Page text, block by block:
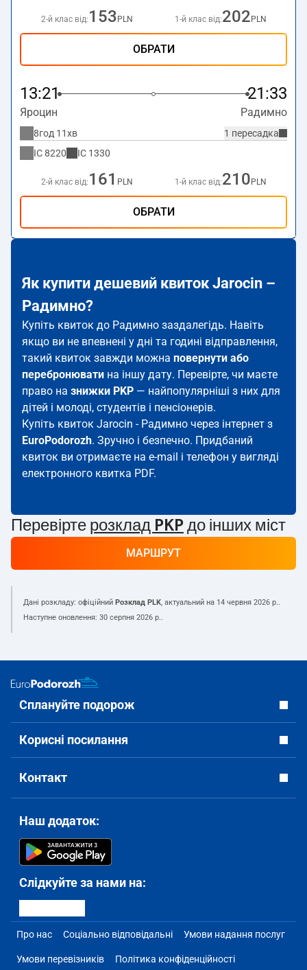
2-й клас від: 153 PLN 1-й клас від:202 PLN
ОБРАТИ
13:21 21:33
Яроцин Радимно
1 пересадка
8год 11хв
IC8220 IC 1330
2-й клас від: 161 PLN 1-й клас від:210 PLN
ОБРАТИ
Як купити дешевий квиток Jarocin –
Радимно?
Купіть квиток до Радимно заздалегідь. Навіть
якщо ви не впевнені у дні та годині відправлення,
такий квиток завжди можна повернути або
перебронювати на іншу дату. Перевірте, чи маєте
право на знижки PKP — найпопулярніші з них для
дітей і молоді, студентів і пенсіонерів.
Купіть квиток Jarocin - Радимно через інтернет з
EuroPodorozh. Зручно і безпечно. Придбаний
квиток ви отримаєте на e-mail і телефон у вигляді
електронного квитка PDF.
Перевірте розклад PKP до інших міст
МАРШРУТ
Дані розкладу: офіційний Розклад PLK, актуальний на 14 червня 2026 р..
Наступне оновлення: 30 серпня 2026 р..
Сплануйте подорож
Корисні посилання
Контакт
Наш додаток:
Слідкуйте за нами на:
Про нас Соціально відповідальні Умови надання послуг
Умови перевізників Політика конфіденційності